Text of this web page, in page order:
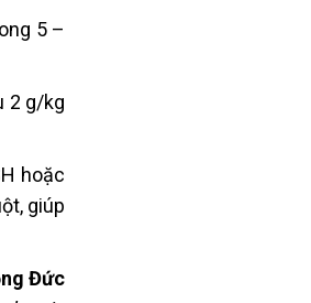
5 –
2 g/kg
hoặc
giúp
Đức